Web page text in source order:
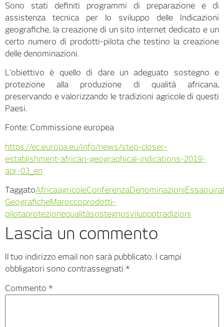
Sono stati definiti programmi di preparazione e di
assistenza tecnica per lo sviluppo delle Indicazioni
geografiche, la creazione di un sito internet dedicato e un
certo numero di prodotti-pilota che testino la creazione
delle denominazioni.
L’obiettivo è quello di dare un adeguato sostegno e
protezione alla produzione di qualità africana,
preservando e valorizzando le tradizioni agricole di questi
Paesi.
Fonte: Commissione europea
https://ec.europa.eu/info/news/step-closer-
establishment-african-geographical-indications-2019-
apr-03_en
TaggatoAfricaagricoleConferenzaDenominazioniEssaouira
GeograficheMaroccoprodotti-
pilotaprotezionequalitàsostegnosviluppotradizioni
Lascia un commento
Il tuo indirizzo email non sarà pubblicato. I campi
obbligatori sono contrassegnati *
Commento *